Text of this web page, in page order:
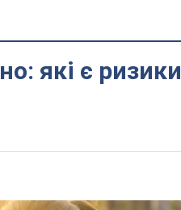
які є ризики